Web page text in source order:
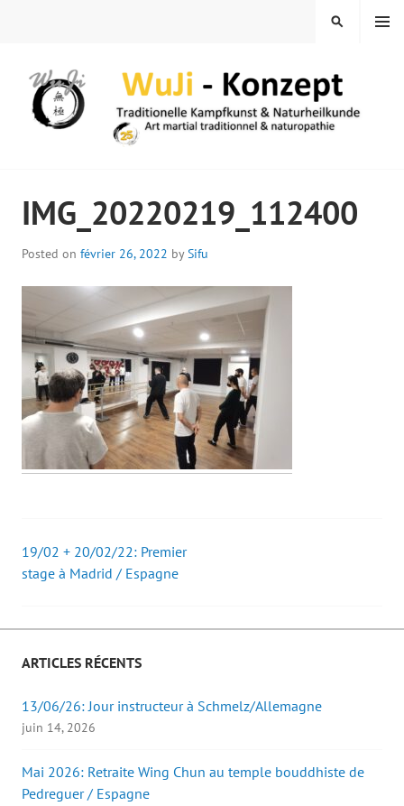
MENU
SEARCH
IMG_20220219_112400
Posted on février 26, 2022 bySifu
Post
19/02 + 20/02/22: Premier
stage à Madrid / Espagne
ARTICLES RÉCENTS
13/06/26: Jour instructeur à Schmelz/Allemagne
juin 14, 2026
Mai 2026: Retraite Wing Chun au temple bouddhiste de
Pedreguer / Espagne